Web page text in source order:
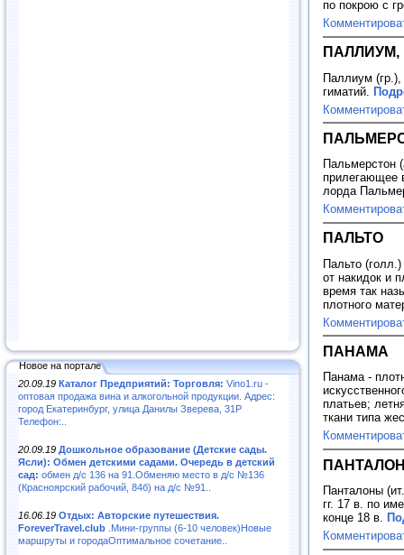
Новое на портале
20.09.19 Каталог Предприятий: Торговля: Vino1.ru -
оптовая продажа вина и алкогольной продукции. Адрес:
город Екатеринбург, улица Данилы Зверева, 31Р
Телефон:..
20.09.19 Дошкольное образование (Детские сады.
Ясли): Обмен детскими садами. Очередь в детский
сад: обмен д/с 136 на 91.Обменяю место в д/с №136
(Красноярский рабочий, 84б) на д/с №91..
16.06.19 Отдых: Авторские путешествия.
ForeverTravel.club .Мини-группы (6-10 человек)Новые
маршруты и городаОптимальное сочетание..
по покрою с
Паллиум
гиматий.
Пальмерстон
прилегающее
лорда
ПАЛЬТО
Пальто
от накидок и
время так
плотного
ПАНАМА
Панама -
платьев;
ткани типа
Панталоны
гг. 17 в. по
конце 18 в.